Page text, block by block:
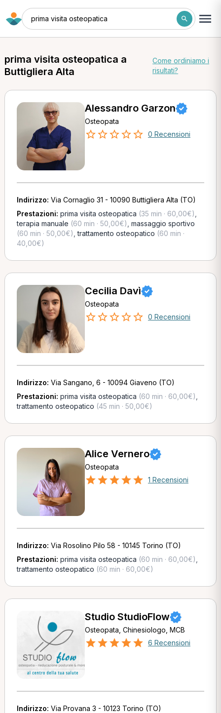
prima visita osteopatica
prima visita osteopatica a
Buttigliera Alta
Come ordiniamo i
risultati?
Alessandro Garzon
Osteopata
0 Recensioni
Indirizzo: Via Cornaglio 31 - 10090 Buttigliera Alta (TO)
Prestazioni: prima visita osteopatica (35 min · 60,00€)
terapia manuale (60 min · 50,00€) massaggio sportivo
(60 min · 50,00€) ,trattamento osteopatico (60 min ·
40,00€)
Cecilia Davì
Osteopata
0 Recensioni
Indirizzo: Via Sangano, 6 - 10094 Giaveno (TO)
Prestazioni: prima visita osteopatica (60 min · 60,00€)
trattamento osteopatico (45 min · 50,00€)
Alice Vernero
Osteopata
1 Recensioni
Indirizzo: Via Rosolino Pilo 58 - 10145 Torino (TO)
Prestazioni: prima visita osteopatica (60 min · 60,00€)
trattamento osteopatico (60 min · 60,00€)
Studio StudioFlow
Osteopata, Chinesiologo, MCB
6 Recensioni
Indirizzo: Via Provana 3 - 10123 Torino (TO)